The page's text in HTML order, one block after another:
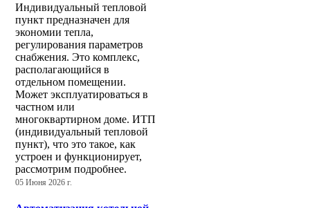
Индивидуальный тепловой
пункт предназначен для
экономии тепла,
регулирования параметров
снабжения. Это комплекс,
располагающийся в
отдельном помещении.
Может эксплуатироваться в
частном или
многоквартирном доме. ИТП
(индивидуальный тепловой
пункт), что это такое, как
устроен и функционирует,
рассмотрим подробнее.
05 Июня 2026 г.